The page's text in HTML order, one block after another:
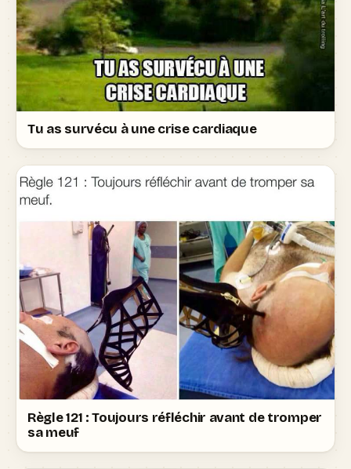
Tu as survécu à une crise cardiaque
Règle 121 : Toujours réfléchir avant de tromper
sa meuf